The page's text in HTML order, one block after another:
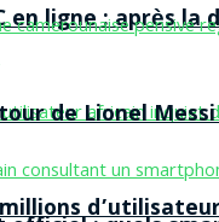
en ligne : après la
de Lionel